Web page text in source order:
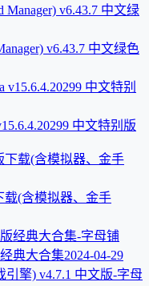
v6.43.7 中文绿色
中文特别版
载(含模拟器、金手
典大合集2024-04-29